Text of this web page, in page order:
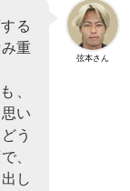
弦本さん
る
重
、
い
う
、
し